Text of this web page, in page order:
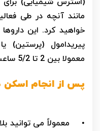
مانند آنچه در طی
خواهید کرد. این
پیریدامول (پرستین)
معمولا بین 2 تا 5/2 ساعت طول می کشد.
پس از انجام
• معمولاً می توانید